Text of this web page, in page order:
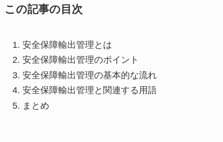
この記事の目次
安全保障輸出管理とは
安全保障輸出管理のポイント
安全保障輸出管理の基本的な流れ
安全保障輸出管理と関連する用語
まとめ